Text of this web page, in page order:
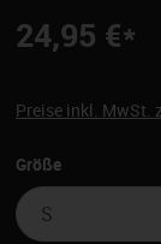
24,95 €*
Preise inkl. MwSt.
Größeauswählen